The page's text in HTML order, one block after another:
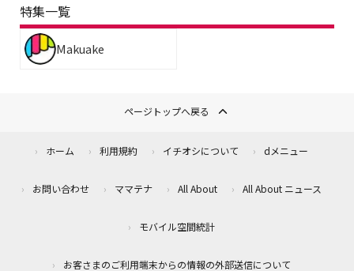
特集一覧
Makuake
ページトップへ戻る
ホーム 利用規約 イチオシについて dメニュー
お問い合わせ ママテナ All About All About ニュース
モバイル空間統計
お客さまのご利用端末からの情報の外部送信について